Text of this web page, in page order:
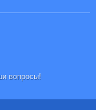
вопросы!